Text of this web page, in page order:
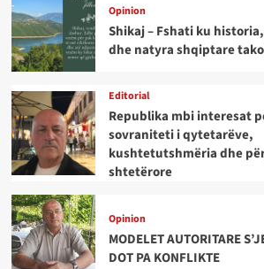
Opinion
Shikaj – Fshati ku
dhe natyra shqiptare
Editorial
Republika mbi interesat
sovraniteti i qytetarëve,
kushtetutshmëria dhe
shtetërore
Opinion
MODELET AUTORITARE
DOT PA KONFLIKTE